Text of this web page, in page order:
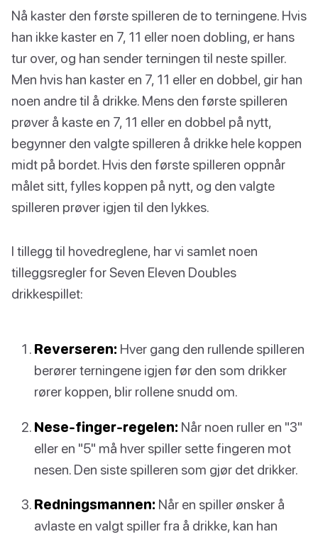
Nå kaster den første spilleren de to terningene. Hvis
han ikke kaster en 7, 11 eller noen dobling, er hans
tur over, og han sender terningen til neste spiller.
Men hvis han kaster en 7, 11 eller en dobbel, gir han
noen andre til å drikke. Mens den første spilleren
prøver å kaste en 7, 11 eller en dobbel på nytt,
begynner den valgte spilleren å drikke hele koppen
midt på bordet. Hvis den første spilleren oppnår
målet sitt, fylles koppen på nytt, og den valgte
spilleren prøver igjen til den lykkes.
I tillegg til hovedreglene, har vi samlet noen
tilleggsregler for Seven Eleven Doubles
drikkespillet:
Reverseren: Hver gang den rullende spilleren
berører terningene igjen før den som drikker
rører koppen, blir rollene snudd om.
Nese-finger-regelen: Når noen ruller en "3"
eller en "5" må hver spiller sette fingeren mot
nesen. Den siste spilleren som gjør det drikker.
Redningsmannen: Når en spiller ønsker å
avlaste en valgt spiller fra å drikke, kan han